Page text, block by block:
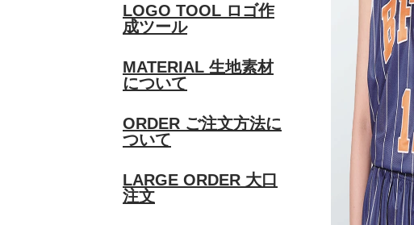
LOGO TOOL ロゴ作
成ツール
MATERIAL 生地素材
について
ORDER ご注文方法に
ついて
LARGE ORDER 大口
注文